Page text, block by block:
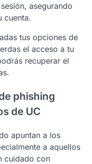
asegurando
cuenta.
tus opciones de
el acceso a tu
recuperar el
phishing
de UC
apuntan a los
a aquellos
cuidado con